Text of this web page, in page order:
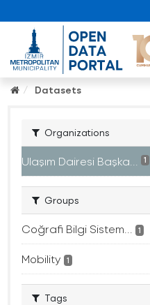
Datasets
Organizations
Ulaşım Dairesi Başka... 1
Groups
Coğrafi Bilgi Sistem... 1
Mobility 1
Tags